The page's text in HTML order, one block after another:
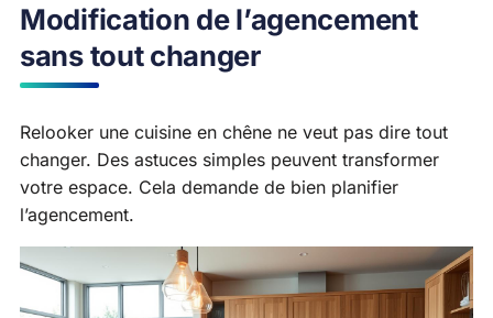
Modification de l’agencement
sans tout changer
Relooker une cuisine en chêne ne veut pas dire tout
changer. Des astuces simples peuvent transformer
votre espace. Cela demande de bien planifier
l’agencement.